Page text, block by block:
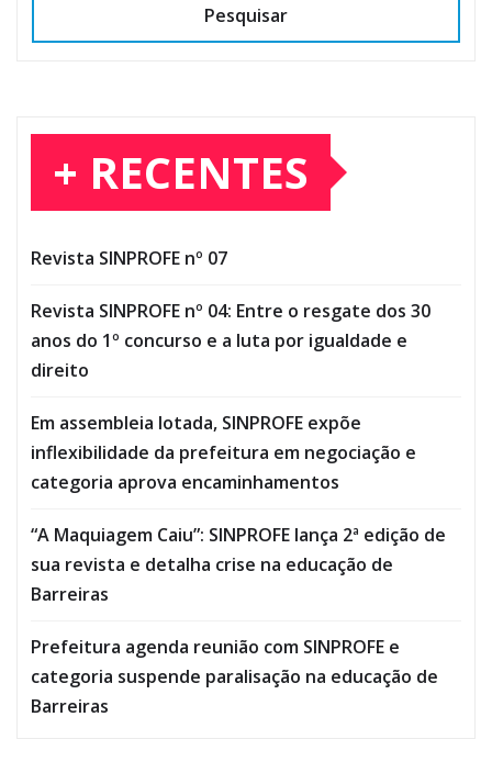
Pesquisar
+ RECENTES
Revista SINPROFE nº 07
Revista SINPROFE nº 04: Entre o resgate dos 30
anos do 1º concurso e a luta por igualdade e
direito
Em assembleia lotada, SINPROFE expõe
inflexibilidade da prefeitura em negociação e
categoria aprova encaminhamentos
“A Maquiagem Caiu”: SINPROFE lança 2ª edição de
sua revista e detalha crise na educação de
Barreiras
Prefeitura agenda reunião com SINPROFE e
categoria suspende paralisação na educação de
Barreiras